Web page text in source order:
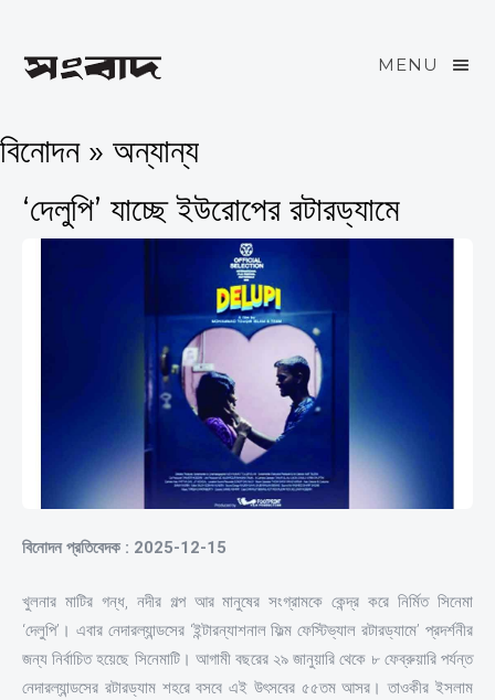
MENU
বিনোদন » অন্যান্য
‘দেলুপি’ যাচ্ছে ইউরোপের রটারড্যামে
বিনোদন প্রতিবেদক : 2025-12-15
খুলনার মাটির গন্ধ, নদীর গল্প আর মানুষের সংগ্রামকে কেন্দ্র করে নির্মিত সিনেমা
‘দেলুপি’। এবার নেদারল্যান্ডসের ‘ইন্টারন্যাশনাল ফিল্ম ফেস্টিভ্যাল রটারড্যামে’ প্রদর্শনীর
জন্য নির্বাচিত হয়েছে সিনেমাটি। আগামী বছরের ২৯ জানুয়ারি থেকে ৮ ফেব্রুয়ারি পর্যন্ত
নেদারল্যান্ডসের রটারড্যাম শহরে বসবে এই উৎসবের ৫৫তম আসর। তাওকীর ইসলাম